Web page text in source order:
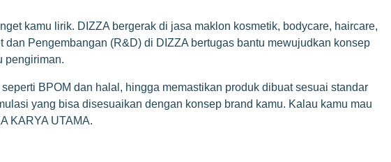
kamu lirik. DIZZA bergerak di jasa maklon kosmetik, bodycare, haircare,
Pengembangan (R&D) di DIZZA bertugas bantu mewujudkan konsep
pengiriman.
BPOM dan halal, hingga memastikan produk dibuat sesuai standar
yang bisa disesuaikan dengan konsep brand kamu. Kalau kamu mau
KARYA UTAMA.